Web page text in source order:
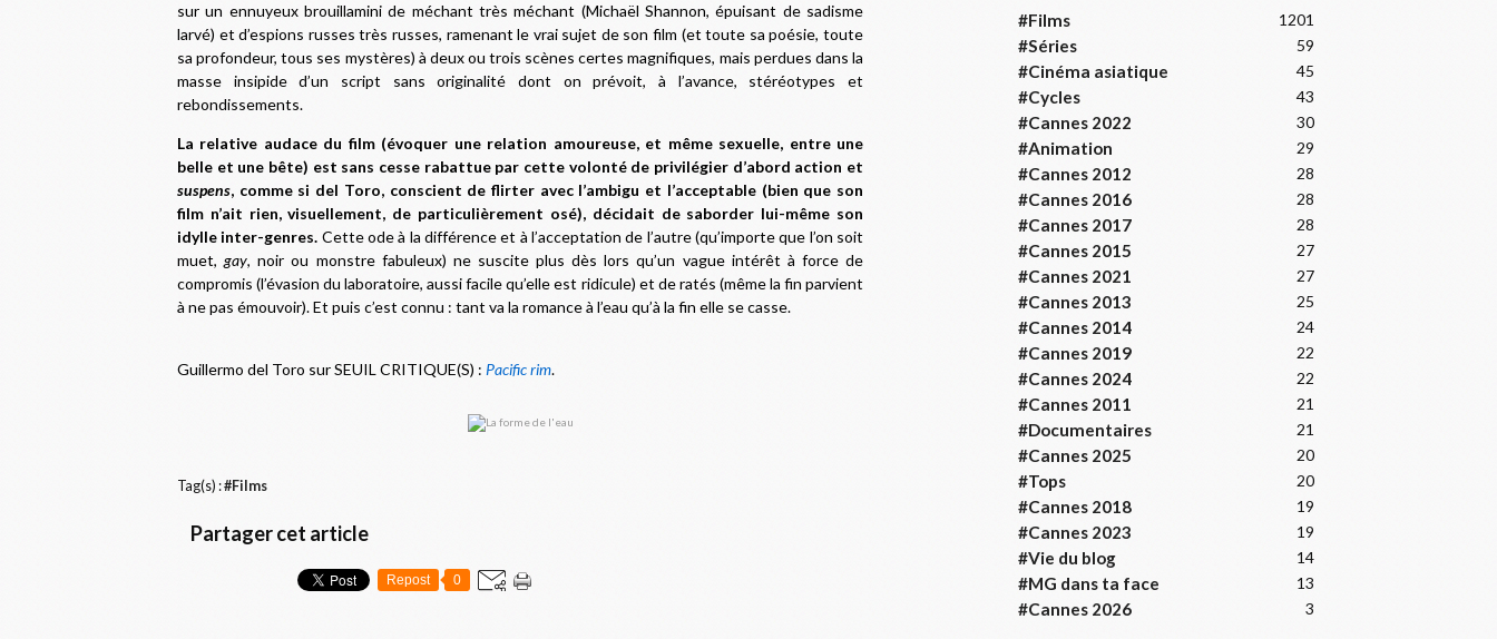
sur un ennuyeux brouillamini de méchant très méchant (Michaël Shannon, épuisant de sadisme
larvé) et d’espions russes très russes, ramenant le vrai sujet de son film (et toute sa poésie, toute
sa profondeur, tous ses mystères) à deux ou trois scènes certes magnifiques, mais perdues dans la
masse insipide d’un script sans originalité dont on prévoit, à l’avance, stéréotypes et
rebondissements.
La relative audace du film (évoquer une relation amoureuse, et même sexuelle, entre une
belle et une bête) est sans cesse rabattue par cette volonté de privilégier d’abord action et
suspens, comme si del Toro, conscient de flirter avec l’ambigu et l’acceptable (bien que son
film n’ait rien, visuellement, de particulièrement osé), décidait de saborder lui-même son
idylle inter-genres. Cette ode à la différence et à l’acceptation de l’autre (qu’importe que l’on soit
muet,gay, noir ou monstre fabuleux) ne suscite plus dès lors qu’un vague intérêt à force de
compromis (l’évasion du laboratoire, aussi facile qu’elle est ridicule) et de ratés (même la fin parvient
à ne pas émouvoir). Et puis c’est connu : tant va la romance à l’eau qu’à la fin elle se casse.
Guillermo del Toro sur SEUIL CRITIQUE(S) : Pacific rim.
Tag(s) :#Films
Partager cet article
Repost 0
#Films 1201
#Séries 59
#Cinéma asiatique 45
#Cycles 43
#Cannes 2022 30
#Animation 29
#Cannes 2012 28
#Cannes 2016 28
#Cannes 2017 28
#Cannes 2015 27
#Cannes 2021 27
#Cannes 2013 25
#Cannes 2014 24
#Cannes 2019 22
#Cannes 2024 22
#Cannes 2011 21
#Documentaires 21
#Cannes 2025 20
#Tops 20
#Cannes 2018 19
#Cannes 2023 19
#Vie du blog 14
#MG dans ta face 13
#Cannes 2026 3